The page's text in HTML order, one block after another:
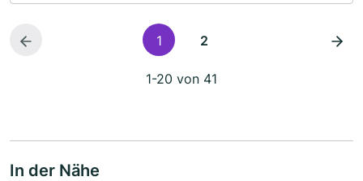
1 2
1-20 von 41
In der Nähe